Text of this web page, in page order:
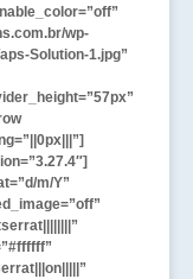
wp-
Solution-1.jpg”
m/Y”